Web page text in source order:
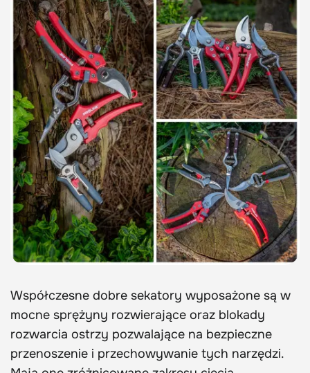
Współczesne dobre sekatory wyposażone są w
mocne sprężyny rozwierające oraz blokady
rozwarcia ostrzy pozwalające na bezpieczne
przenoszenie i przechowywanie tych narzędzi.